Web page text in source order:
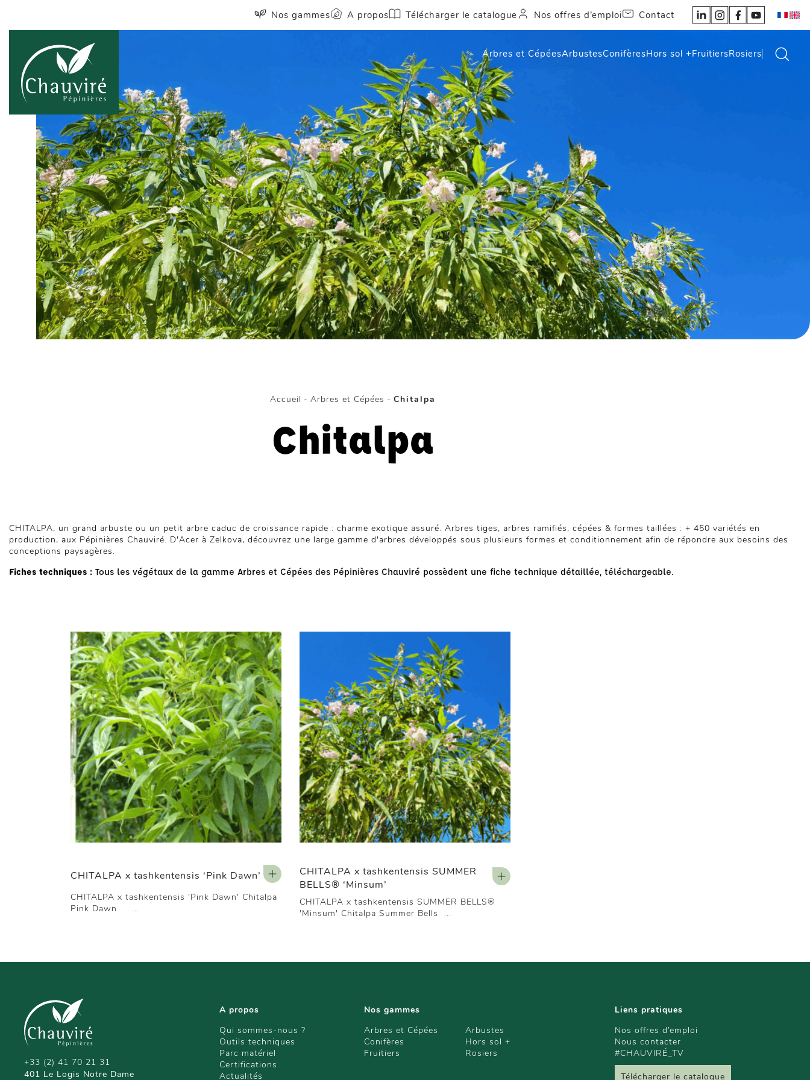
Nos gammes A propos Télécharger le catalogue Nos offres d’emploi Contact
Arbres et CépéesArbustesConifèresHors sol +FruitiersRosiers
Accueil - Arbres et Cépées - Chitalpa
Chitalpa
CHITALPA, un grand arbuste ou un petit arbre caduc de croissance rapide : charme exotique assuré. Arbres tiges, arbres ramifiés, cépées & formes taillées : + 450 variétés en
production, aux Pépinières Chauviré. D'Acer à Zelkova, découvrez une large gamme d'arbres développés sous plusieurs formes et conditionnement afin de répondre aux besoins des
conceptions paysagères.
Fiches techniques : Tous les végétaux de la gamme Arbres et Cépées des Pépinières Chauviré possèdent une fiche technique détaillée, téléchargeable.
CHITALPA x tashkentensis ‘Pink Dawn’
CHITALPA x tashkentensis 'Pink Dawn' Chitalpa
Pink Dawn ...
CHITALPA x tashkentensis SUMMER
BELLS® ‘Minsum’
CHITALPA x tashkentensis SUMMER BELLS®
'Minsum' Chitalpa Summer Bells ...
+33 (2) 41 70 21 31
401 Le Logis Notre Dame
A propos
Qui sommes-nous ?
Outils techniques
Parc matériel
Certifications
Actualités
Nos gammes
Arbres et Cépées
Arbustes
Conifères
Hors sol +
Fruitiers
Rosiers
Liens pratiques
Nos offres d’emploi
Nous contacter
#CHAUVIRÉ_TV
Télécharger le catalogue